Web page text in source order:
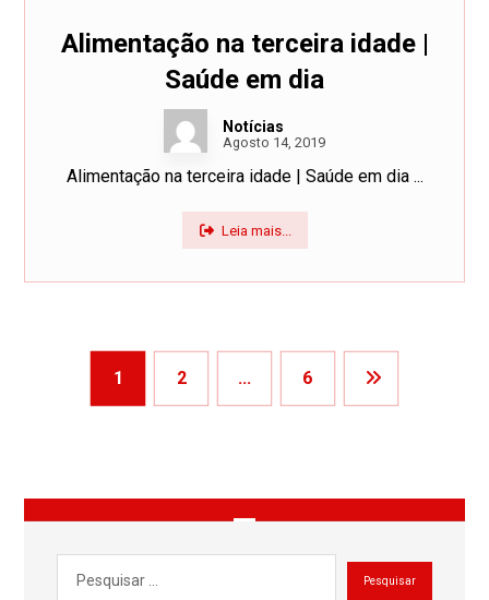
Alimentação na terceira idade |
Saúde em dia
Notícias
Agosto 14, 2019
Alimentação na terceira idade | Saúde em dia ...
Leia mais...
1 2 … 6